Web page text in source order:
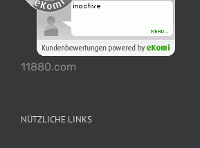
11880.com
NÜTZLICHE LINKS